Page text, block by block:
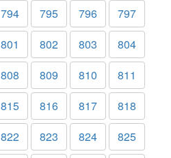
794 795 796
797
801 802 803
804
808 809 810
811
815 816 817
818
822 823 824
825